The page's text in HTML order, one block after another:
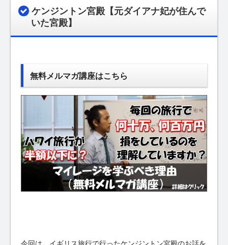
【新
婚旅
すめ
スポ
ッ
ケンジントン宮殿【元ダイアナ妃が住んで
いた宮殿】
無料メルマガ講座はこちら